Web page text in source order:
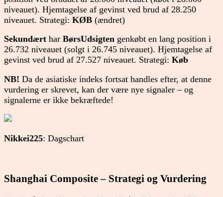
niveauet). Hjemtagelse af gevinst ved brud af 28.250
niveauet. Strategi: KØB (ændret)
Sekundært har BørsUdsigten genkøbt en lang position i
26.732 niveauet (solgt i 26.745 niveauet). Hjemtagelse af
gevinst ved brud af 27.527 niveauet. Strategi: Køb
NB! Da de asiatiske indeks fortsat handles efter, at denne
vurdering er skrevet, kan der være nye signaler – og
signalerne er ikke bekræftede!
Nikkei225: Dagschart
Shanghai Composite – Strategi og Vurdering